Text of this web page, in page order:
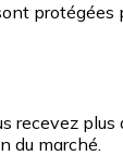
protégées
recevez plus
du marché.